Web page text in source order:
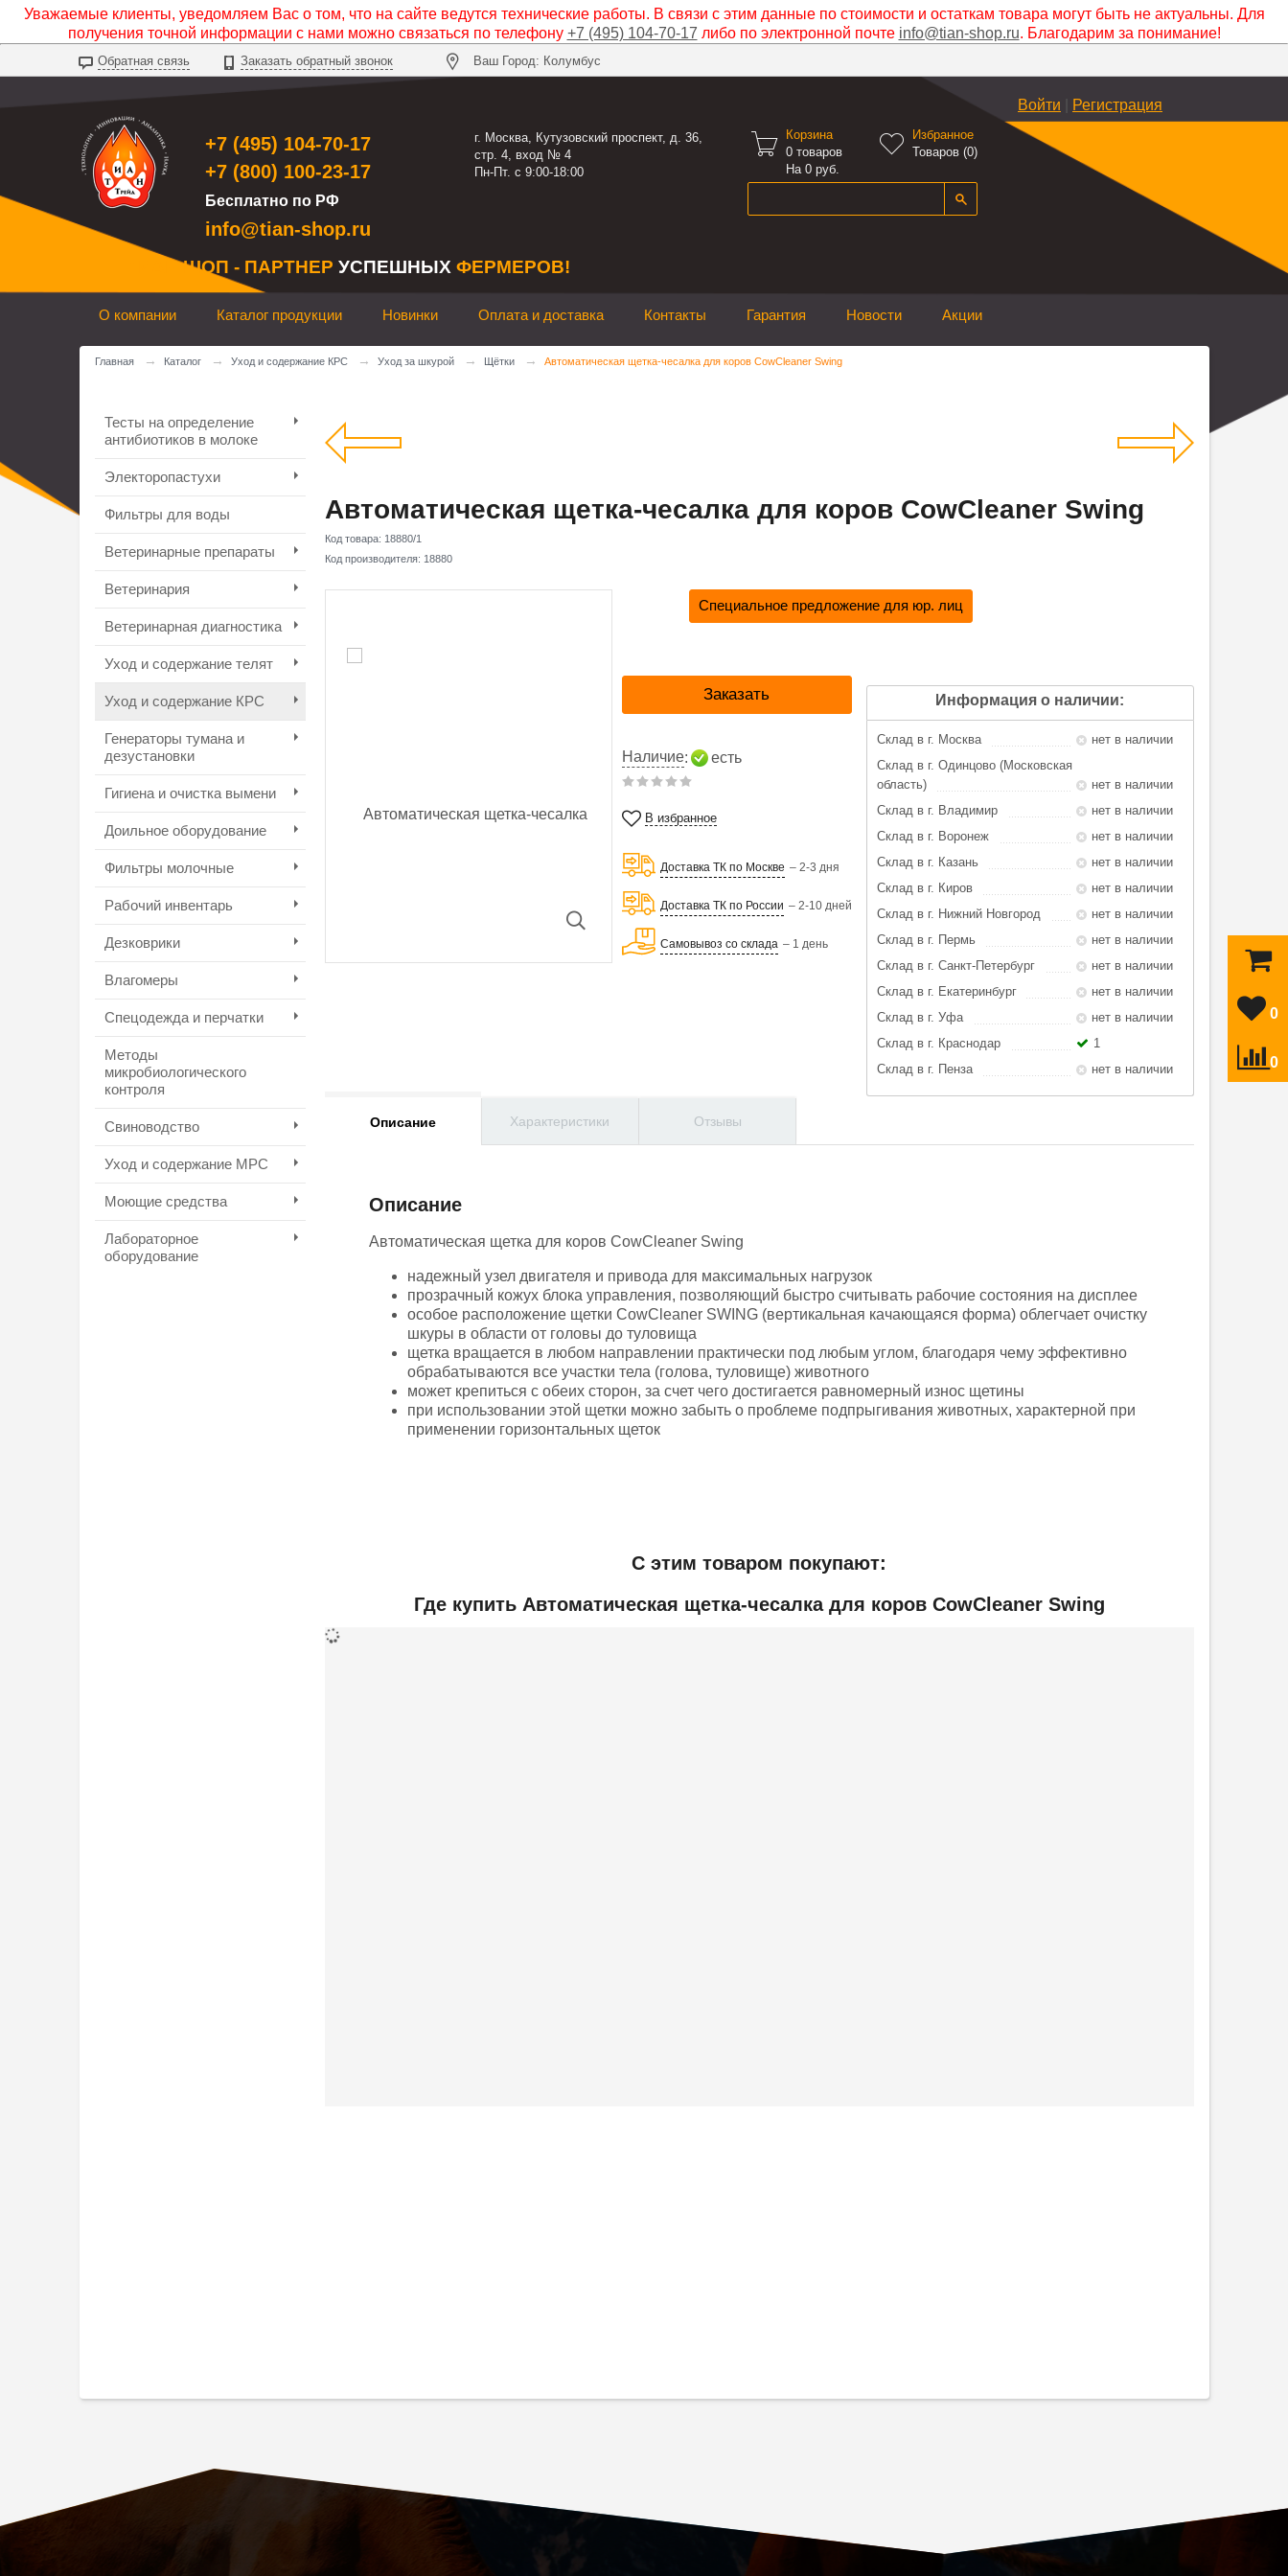
Уважаемые клиенты, уведомляем Вас о том, что на сайте ведутся технические работы. В связи с этим данные по стоимости и остаткам товара могут быть не актуальны. Для
получения точной информации с нами можно связаться по телефону +7 (495) 104-70-17 либо по электронной почте info@tian-shop.ru. Благодарим за понимание!
Обратная связь Заказать обратный звонок Ваш Город: Колумбус
0
0
Войти Регистрация
+7 (495) 104-70-17
+7 (800) 100-23-17
Бесплатно по РФ
info@tian-shop.ru
г. Москва, Кутузовский проспект, д. 36,
стр. 4, вход № 4
Пн-Пт. с 9:00-18:00

Корзина
0товаров
На 0 руб.

Избранное
Товаров (0)
ТИАН ШОП - ПАРТНЕР УСПЕШНЫХ ФЕРМЕРОВ!
О компании Каталог продукции Новинки Оплата и доставка Контакты Гарантия Новости Акции
Главная → Каталог → Уход и содержание КРС → Уход за шкурой → Щётки → Автоматическая щетка-чесалка для коров CowCleaner Swing
Тесты на определение
антибиотиков в молоке
Электоропастухи
Фильтры для воды
Ветеринарные препараты
Ветеринария
Ветеринарная диагностика
Уход и содержание телят
Уход и содержание КРС
Генераторы тумана и
дезустановки
Гигиена и очистка вымени
Доильное оборудование
Фильтры молочные
Рабочий инвентарь
Дезковрики
Влагомеры
Спецодежда и перчатки
Методы
микробиологического
контроля
Свиноводство
Уход и содержание МРС
Моющие средства
Лабораторное
оборудование
Автоматическая щетка-чесалка для коров CowCleaner Swing
Код товара: 18880/1
Код производителя: 18880
Специальное предложение для юр. лиц
Заказать
Наличие: есть
В избранное
Доставка ТК по Москве – 2-3 дня
Доставка ТК по России – 2-10 дней
Самовывоз со склада – 1 день
Информация о наличии:
Склад в г. Москва
нет в наличии
Склад в г. Одинцово (Московская
область)
нет в наличии
Склад в г. Владимир
нет в наличии
Склад в г. Воронеж
нет в наличии
Склад в г. Казань
нет в наличии
Склад в г. Киров
нет в наличии
Склад в г. Нижний Новгород
нет в наличии
Склад в г. Пермь
нет в наличии
Склад в г. Санкт-Петербург
нет в наличии
Склад в г. Екатеринбург
нет в наличии
Склад в г. Уфа
нет в наличии
Склад в г. Краснодар
1
Склад в г. Пенза
нет в наличии
Описание Характеристики Отзывы
Описание
Автоматическая щетка для коров CowCleaner Swing
надежный узел двигателя и привода для максимальных нагрузок
прозрачный кожух блока управления, позволяющий быстро считывать рабочие состояния на дисплее
особое расположение щетки CowCleaner SWING (вертикальная качающаяся форма) облегчает очистку
шкуры в области от головы до туловища
щетка вращается в любом направлении практически под любым углом, благодаря чему эффективно
обрабатываются все участки тела (голова, туловище) животного
может крепиться с обеих сторон, за счет чего достигается равномерный износ щетины
при использовании этой щетки можно забыть о проблеме подпрыгивания животных, характерной при
применении горизонтальных щеток
Дополнительная информация
2 000x1 000x1 500
С этим товаром покупают:
Где купить Автоматическая щетка-чесалка для коров CowCleaner Swing